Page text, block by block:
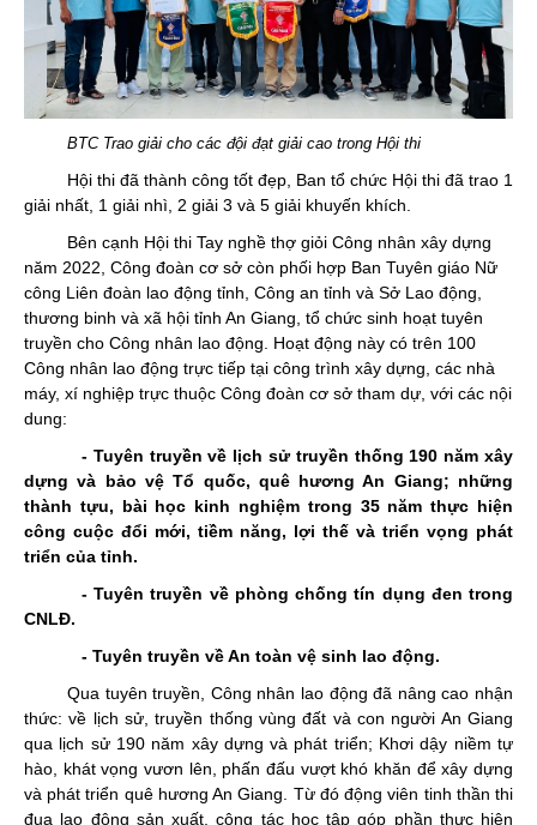
BTC Trao giải cho các đội đạt giải cao trong Hội thi
Hội thi đã thành công tốt đẹp, Ban tổ chức Hội thi đã trao 1
giải nhất, 1 giải nhì, 2 giải 3 và 5 giải khuyến khích.
Bên cạnh Hội thi Tay nghề thợ giỏi Công nhân xây dựng
năm 2022, Công đoàn cơ sở còn phối hợp Ban Tuyên giáo Nữ
công Liên đoàn lao động tỉnh, Công an tỉnh và Sở Lao động,
thương binh và xã hội tỉnh An Giang, tổ chức sinh hoạt tuyên
truyền cho Công nhân lao động. Hoạt động này có trên 100
Công nhân lao động trực tiếp tại công trình xây dựng, các nhà
máy, xí nghiệp trực thuộc Công đoàn cơ sở tham dự, với các nội
dung:
- Tuyên truyền về lịch sử truyền thống 190 năm xây
dựng và bảo vệ Tổ quốc, quê hương An Giang; những
thành tựu, bài học kinh nghiệm trong 35 năm thực hiện
công cuộc đổi mới, tiềm năng, lợi thế và triển vọng phát
triển của tỉnh.
- Tuyên truyền về phòng chống tín dụng đen trong
CNLĐ.
- Tuyên truyền về An toàn vệ sinh lao động.
Qua tuyên truyền, Công nhân lao động đã nâng cao nhận
thức: về lịch sử, truyền thống vùng đất và con người An Giang
qua lịch sử 190 năm xây dựng và phát triển; Khơi dậy niềm tự
hào, khát vọng vươn lên, phấn đấu vượt khó khăn để xây dựng
và phát triển quê hương An Giang. Từ đó động viên tinh thần thi
đua lao động sản xuất, công tác học tập góp phần thực hiện